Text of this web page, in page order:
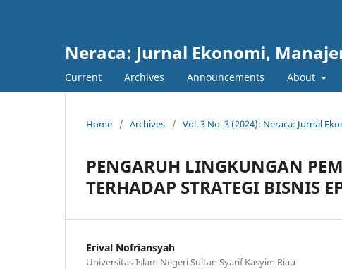
Neraca: Jurnal Ekonomi,
Current Archives Announcements About
Home / Archives / Vol. 3 No. 3 (2024): Neraca: Jurnal
PENGARUH LINGKUNGAN
TERHADAP STRATEGI BISNIS
Erival Nofriansyah
Universitas Islam Negeri Sultan Syarif Kasyim Riau